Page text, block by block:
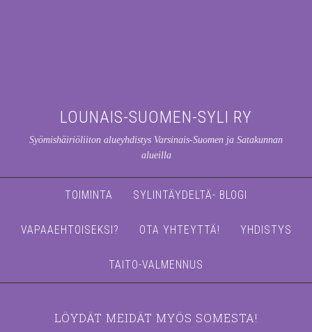
LOUNAIS-SUOMEN-SYLI RY
Syömishäiriöliiton alueyhdistys Varsinais-Suomen ja Satakunnan
alueilla
TOIMINTA SYLINTÄYDELTÄ- BLOGI
VAPAAEHTOISEKSI? OTA YHTEYTTÄ! YHDISTYS
TAITO-VALMENNUS
LÖYDÄT MEIDÄT MYÖS SOMESTA!